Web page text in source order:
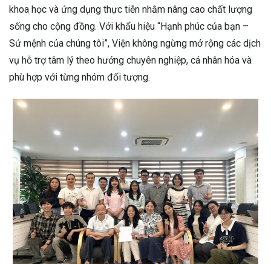
khoa học và ứng dụng thực tiễn nhằm nâng cao chất lượng
sống cho cộng đồng. Với khẩu hiệu “Hạnh phúc của bạn –
Sứ mệnh của chúng tôi”, Viện không ngừng mở rộng các dịch
vụ hỗ trợ tâm lý theo hướng chuyên nghiệp, cá nhân hóa và
phù hợp với từng nhóm đối tượng.